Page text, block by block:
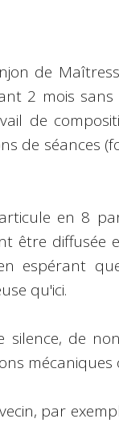
de
2 mois
de
de séances
en 8
être diffusée
espérant
qu'ici.
de
mécaniques
par